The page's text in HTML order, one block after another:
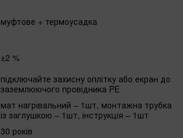
муфтове + термоусадка
±2 %
підключайте захисну оплітку або екран до
заземлюючого провідника PE
мат нагрівальний – 1шт, монтажна трубка
із заглушкою – 1шт, інструкція – 1шт
30 років